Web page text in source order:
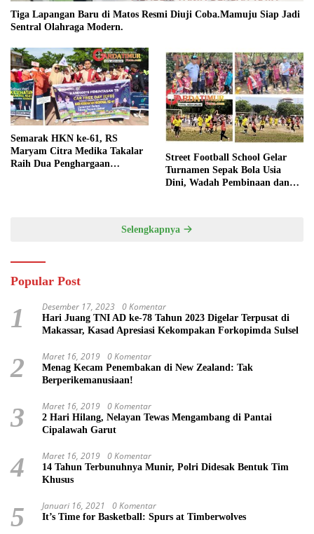
Tiga Lapangan Baru di Matos Resmi Diuji Coba.Mamuju Siap Jadi
Sentral Olahraga Modern.
Semarak HKN ke-61, RS
Maryam Citra Medika Takalar
Raih Dua Penghargaan
Street Football School Gelar
Turnamen Sepak Bola Usia
Dini, Wadah Pembinaan dan
Selengkapnya
Popular Post
1 Desember 17, 2023 0 Komentar
Hari Juang TNI AD ke-78 Tahun 2023 Digelar Terpusat di
Makassar, Kasad Apresiasi Kekompakan Forkopimda Sulsel
2 Maret 16, 2019 0 Komentar
Menag Kecam Penembakan di New Zealand: Tak
Berperikemanusiaan!
3 Maret 16, 2019 0 Komentar
2 Hari Hilang, Nelayan Tewas Mengambang di Pantai
Cipalawah Garut
4 Maret 16, 2019 0 Komentar
14 Tahun Terbunuhnya Munir, Polri Didesak Bentuk Tim
Khusus
5 Januari 16, 2021 0 Komentar
It’s Time for Basketball: Spurs at Timberwolves